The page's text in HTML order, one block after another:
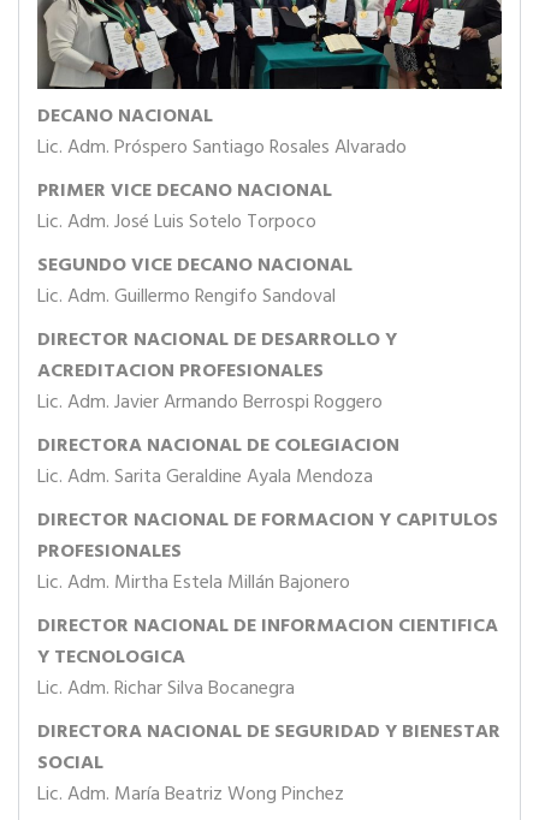
DECANO NACIONAL
Lic. Adm. Próspero Santiago Rosales Alvarado
PRIMER VICE DECANO NACIONAL
Lic. Adm. José Luis Sotelo Torpoco
SEGUNDO VICE DECANO NACIONAL
Lic. Adm. Guillermo Rengifo Sandoval
DIRECTOR NACIONAL DE DESARROLLO Y
ACREDITACION PROFESIONALES
Lic. Adm. Javier Armando Berrospi Roggero
DIRECTORA NACIONAL DE COLEGIACION
Lic. Adm. Sarita Geraldine Ayala Mendoza
DIRECTOR NACIONAL DE FORMACION Y CAPITULOS
PROFESIONALES
Lic. Adm. Mirtha Estela Millán Bajonero
DIRECTOR NACIONAL DE INFORMACION CIENTIFICA
Y TECNOLOGICA
Lic. Adm. Richar Silva Bocanegra
DIRECTORA NACIONAL DE SEGURIDAD Y BIENESTAR
SOCIAL
Lic. Adm. María Beatriz Wong Pinchez